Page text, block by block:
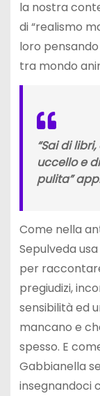
la nostra
di “realismo
loro
tra mondo
“Sai di
uccello e
pulita”
Come nella
Sepulveda
per
pregiudizi,
sensibilità ed
mancano e
spesso. E
Gabbianella
insegnandoci